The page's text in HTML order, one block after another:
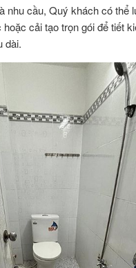
nhu cầu, Quý khách có thể
cải tạo trọn gói để tiết
dài.